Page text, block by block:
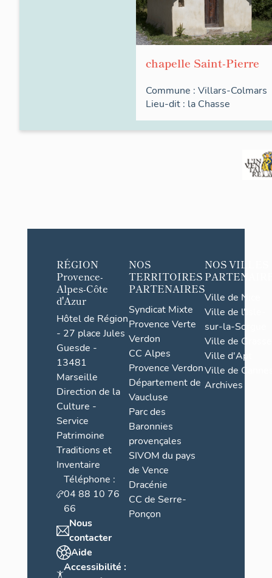
chapelle Saint-Pierre
Commune : Villars-Colmars
Lieu-dit : la Chasse
RÉGION
Provence-
Alpes-Côte
d'Azur
Hôtel de Région
- 27 place Jules
Guesde -
13481
Marseille
Direction de la
Culture -
Service
Patrimoine
Traditions et
Inventaire
Téléphone :
04 88 10 76
66
Nous
contacter
Aide
Accessibilité :
NOS
TERRITOIRES
PARTENAIRES
Syndicat Mixte
Provence Verte
Verdon
CC Alpes
Provence Verdon
Département de
Vaucluse
Parc des
Baronnies
provençales
SIVOM du pays
de Vence
Dracénie
CC de Serre-
Ponçon
NOS VILLES
Ville de Nice
Ville de l'Isle-
sur-la-Sorgue
Ville de Grasse
Ville d'Apt
Ville de
Archives